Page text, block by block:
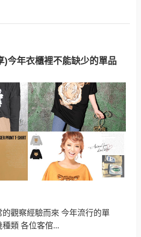
)今年衣櫃裡不能缺少的單品
觀察經驗而來 今年流行的單
類 各位客倌...